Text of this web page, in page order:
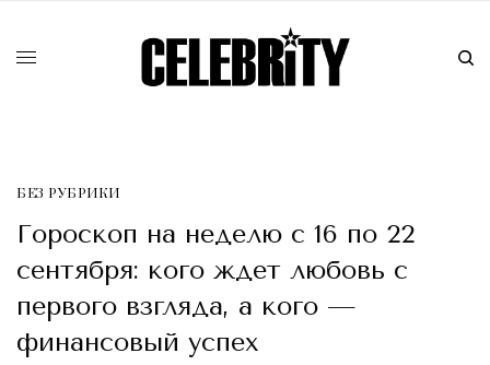
БЕЗ РУБРИКИ
Гороскоп на неделю с 16 по 22
сентября: кого ждет любовь с
первого взгляда, а кого —
финансовый успех